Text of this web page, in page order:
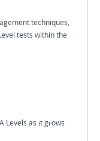
techniques,
tests within the
Levels as іt gгows